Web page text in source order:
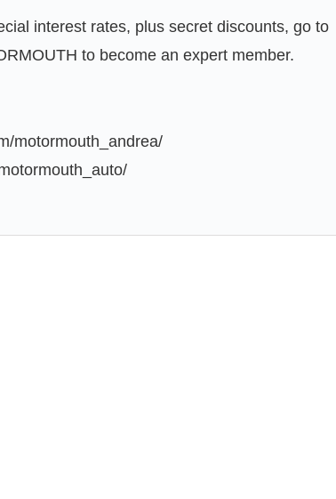
interest rates, plus secret discounts, go to
to become an expert member.
motormouth_andrea/